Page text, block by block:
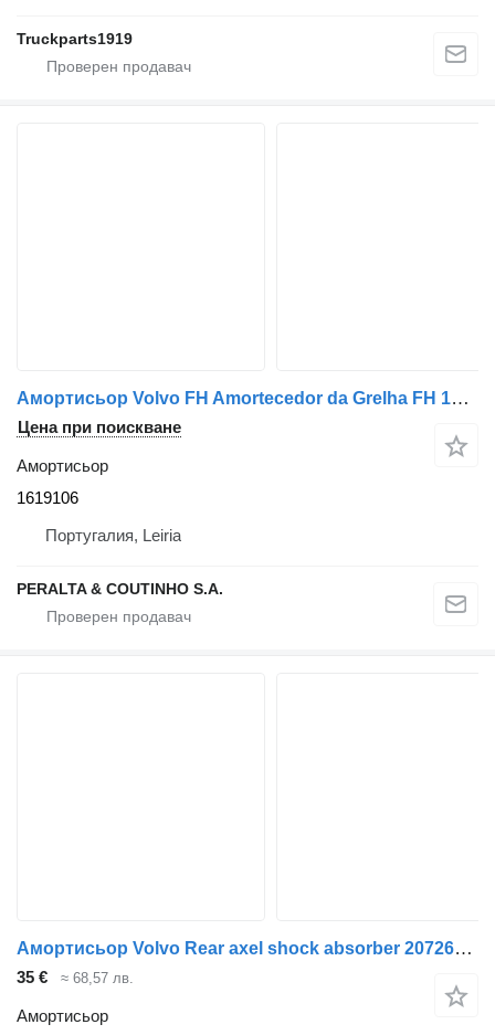
Truckparts1919
Амортисьор Volvo FH Amortecedor da Grelha FH 1619106 за камион Volvo
Цена при поискване
Амортисьор
1619106
Португалия, Leiria
PERALTA & COUTINHO S.A.
Амортисьор Volvo Rear axel shock absorber 20726482 за камион Volvo FE-280
35 € ≈ 68,57 лв.
Амортисьор